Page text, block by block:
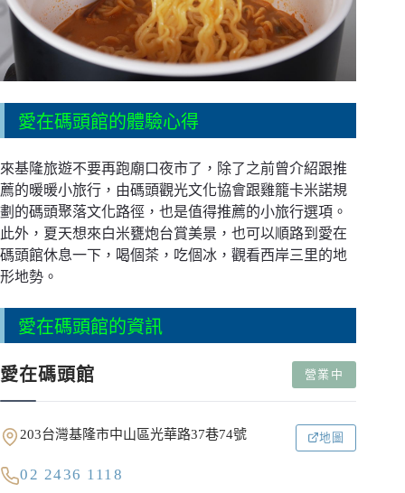
愛在碼頭館的體驗心得
來基隆旅遊不要再跑廟口夜市了，除了之前曾介紹跟推
薦的暖暖小旅行，由碼頭觀光文化協會跟雞籠卡米諾規
劃的碼頭聚落文化路徑，也是值得推薦的小旅行選項。
此外，夏天想來白米甕炮台賞美景，也可以順路到愛在
碼頭館休息一下，喝個茶，吃個冰，觀看西岸三里的地
形地勢。
愛在碼頭館的資訊
愛在碼頭館 營業中
203台灣基隆市中山區光華路37巷74號 地圖
02 2436 1118